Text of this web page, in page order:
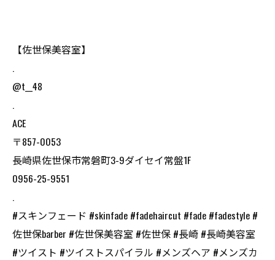
【佐世保美容室】
.
@t__48
.
ACE
〒857-0053
長崎県佐世保市常磐町3-9ダイセイ常盤1F
0956-25-9551
.
#スキンフェード #skinfade #fadehaircut #fade #fadestyle #
佐世保barber #佐世保美容室 #佐世保 #長崎 #長崎美容室
#ツイスト #ツイストスパイラル #メンズヘア #メンズカ